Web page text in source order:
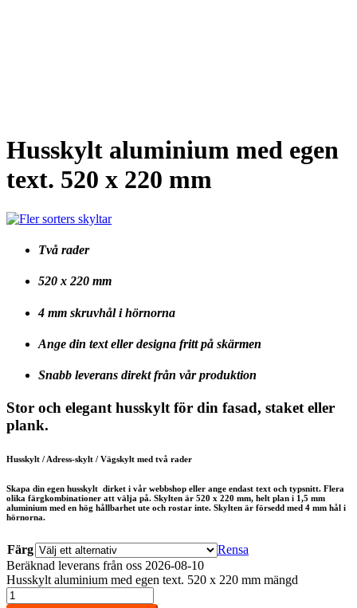
Husskylt aluminium med egen
text. 520 x 220 mm
Två rader
520 x 220 mm
4 mm skruvhål i hörnorna
Ange din text eller designa fritt på skärmen
Snabb leverans direkt från vår produktion
Stor och elegant husskylt för din fasad, staket eller
plank.
Husskylt / Adress-skylt / Vägskylt med två rader
Skapa din egen husskylt dirket i vår webbshop eller ange endast text och typsnitt. Flera
olika färgkombinationer att välja på. Skylten är 520 x 220 mm, helt plan i 1,5 mm
aluminium med en hög hållbarhet ute och rostar inte. Skylten är försedd med 4 mm hål i
hörnorna.
Färg
Rensa
Beräknad leverans från oss 2026-08-10
Husskylt aluminium med egen text. 520 x 220 mm mängd